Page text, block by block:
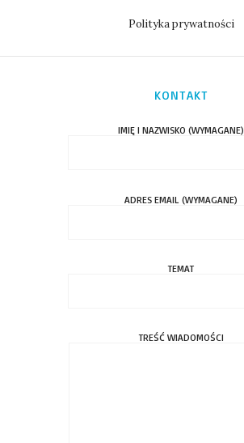
Polityka prywatności
KONTAKT
IMIĘ I NAZWISKO (WYMAGANE)
ADRES EMAIL (WYMAGANE)
TEMAT
TREŚĆ WIADOMOŚCI